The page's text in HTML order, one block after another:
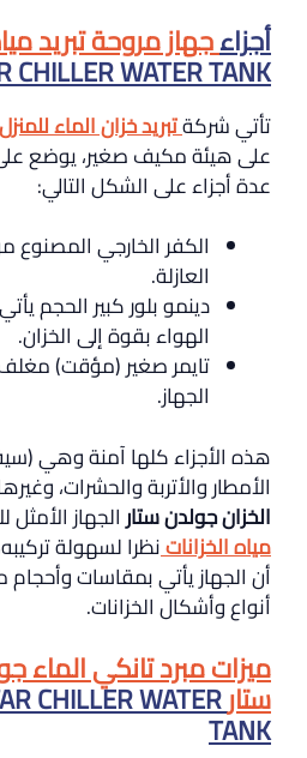
أجزاءجهاز مروحة تبريد
CHILLER WATER TANK
تأتي شركةتبريد خزان الماء للمنزل
على هيئة مكيف صغير، يوضع
عدة أجزاء على الشكل التالي:
الكفر الخارجي المصنوع
العازلة.
الهواء بقوة إلى الخزان.
تايمر صغير (مؤقت)
الجهاز.
هذه الأجزاء كلها آمنة وهي
الأمطار والأتربة والحشرات،
الخزان جولدن ستارالجهاز
مياه الخزاناتنظرا لسهولة
أن الجهاز يأتي بمقاسات
أنواع وأشكال الخزانات.
ميزات مبرد تانكي الماء
ستارCHILLER WATER
TANK